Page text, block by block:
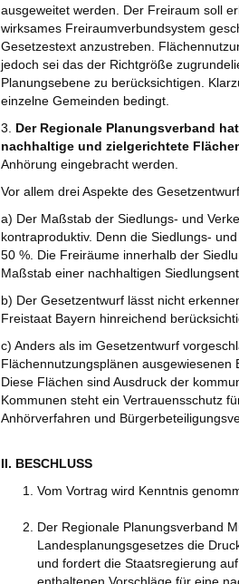
ausgeweitet werden. Der Freiraum soll
wirksames Freiraumverbundsystem
Gesetzestext anzustreben.
jedoch sei das der Richtgröße
Planungsebene zu berücksichtigen.
einzelne Gemeinden bedingt.
3.
Der Regionale Planungsverband
nachhaltige und zielgerichtete
Anhörung eingebracht werden.
Vor allem drei Aspekte des
a) Der Maßstab der Siedlungs- und
kontraproduktiv. Denn die Siedlungs-
50 %. Die Freiräume innerhalb der
Maßstab einer nachhaltigen
b) Der Gesetzentwurf lässt nicht
Freistaat Bayern hinreichend
c) Anders als im Gesetzentwurf
Flächennutzungsplänen ausgewiesenen
Diese Flächen sind Ausdruck der
Kommunen steht ein Vertrauensschutz
Anhörverfahren und
II. BESCHLUSS
Vom Vortrag wird Kenntnis
Der Regionale Planungsverband
Landesplanungsgesetzes die
und fordert die Staatsregierung